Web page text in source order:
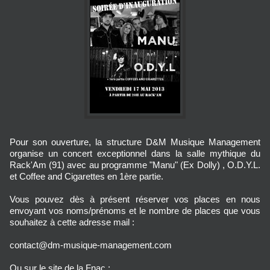
Pour son ouverture, la structure D&M Musique Management
organise un concert exceptionnel dans la salle mythique du
Rack'Am (91) avec au programme "Manu" (Ex Dolly) , O.D.Y.L.
et Coffee and Cigarettes en 1ère partie.
Vous pouvez dès à présent réserver vos places en nous
envoyant vos noms/prénoms et le nombre de places que vous
souhaitez à cette adresse mail :
contact@dm-musique-management.com
Ou sur le site de la Fnac :